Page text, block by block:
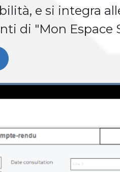
e si integra
di "Mon Espace